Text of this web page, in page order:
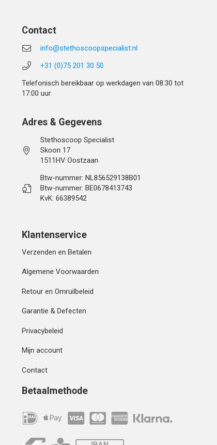
Contact
info@stethoscoopspecialist.nl
+31 (0)75 201 30 50
Telefonisch bereikbaar op werkdagen van 08:30 tot
17:00 uur.
Adres & Gegevens
Stethoscoop Specialist
Skoon 17
1511HV Oostzaan
Btw-nummer: NL856529138B01
Btw-nummer: BE0678413743
KvK: 66389542
Klantenservice
Verzenden en Betalen
Algemene Voorwaarden
Retour en Omruilbeleid
Garantie & Defecten
Privacybeleid
Mijn account
Contact
Betaalmethode